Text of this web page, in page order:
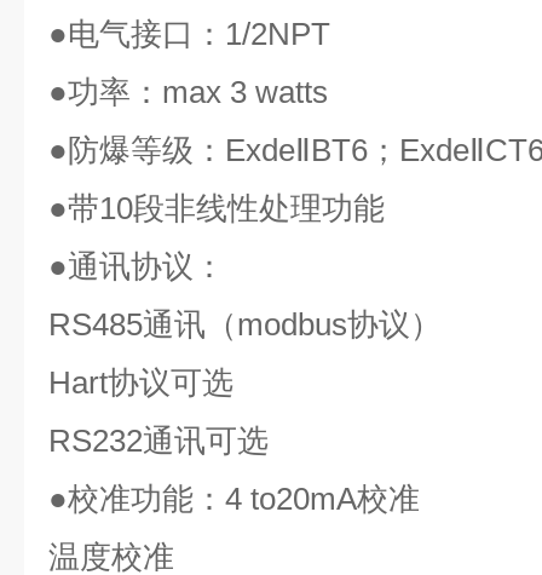
●电气接口： 1/2NPT
●功率： max 3 watts
●防爆等级： ExdeⅡBT6 ；
●带10段非线性处理功能
●通讯协议：
RS485通讯（modbus协议）
Hart协议可选
RS232通讯可选
●校准功能： 4 to20mA校准
温度校准